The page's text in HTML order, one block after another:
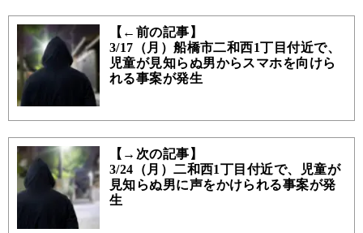
【←前の記事】
3/17（月）船橋市二和西1丁目付近で、
児童が見知らぬ男からスマホを向けら
れる事案が発生
【→次の記事】
3/24（月）二和西1丁目付近で、児童が
見知らぬ男に声をかけられる事案が発
生